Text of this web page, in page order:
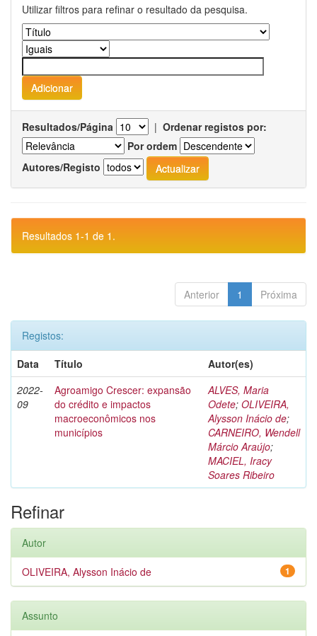
Utilizar filtros para refinar o resultado da pesquisa.
Resultados/Página | Ordenar registos por:
Por ordem
Autores/Registo
Resultados 1-1 de 1.
Anterior 1 Próxima
Registos:
Data
Título
Autor(es)
2022-
09
Agroamigo Crescer: expansão
do crédito e impactos
macroeconômicos nos
municípios
ALVES, Maria
Odete; OLIVEIRA,
Alysson Inácio de;
CARNEIRO, Wendell
Márcio Araújo;
MACIEL, Iracy
Soares Ribeiro
Refinar
Autor
1
OLIVEIRA, Alysson Inácio de
Assunto